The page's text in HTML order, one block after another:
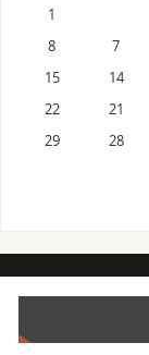
1
7
8
14
15
21
22
28
29